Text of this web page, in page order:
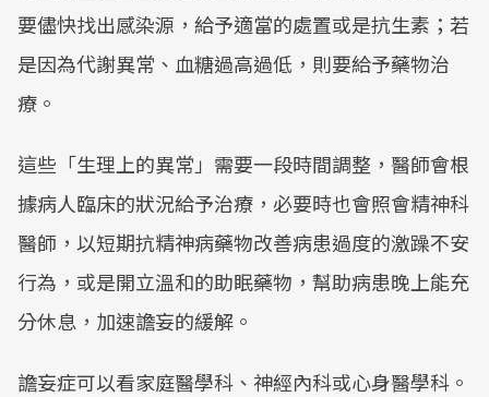
要儘快找出感染源，給予適當的處置或是抗生素；若
是因為代謝異常、血糖過高過低，則要給予藥物治
療。
這些「生理上的異常」需要一段時間調整，醫師會根
據病人臨床的狀況給予治療，必要時也會照會精神科
醫師，以短期抗精神病藥物改善病患過度的激躁不安
行為，或是開立溫和的助眠藥物，幫助病患晚上能充
分休息，加速譫妄的緩解。
譫妄症可以看家庭醫學科、神經內科或心身醫學科。